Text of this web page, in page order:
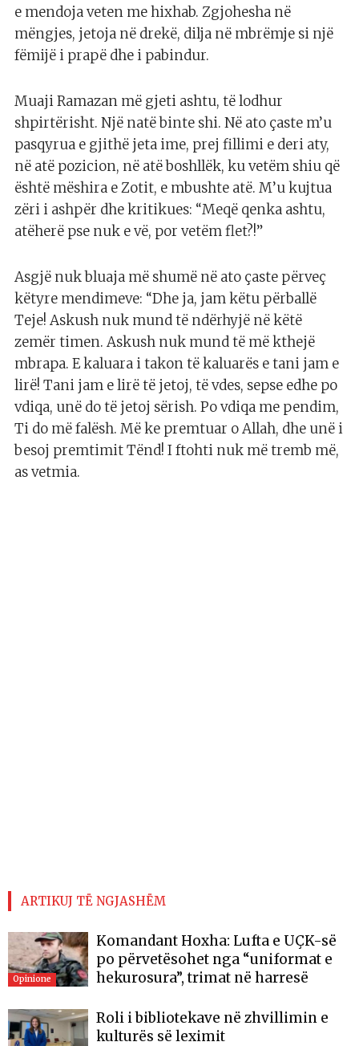
e mendoja veten me hixhab. Zgjohesha në
mëngjes, jetoja në drekë, dilja në mbrëmje si një
fëmijë i prapë dhe i pabindur.
Muaji Ramazan më gjeti ashtu, të lodhur
shpirtërisht. Një natë binte shi. Në ato çaste m’u
pasqyrua e gjithë jeta ime, prej fillimi e deri aty,
në atë pozicion, në atë boshllëk, ku vetëm shiu që
është mëshira e Zotit, e mbushte atë. M’u kujtua
zëri i ashpër dhe kritikues: “Meqë qenka ashtu,
atëherë pse nuk e vë, por vetëm flet?!”
Asgjë nuk bluaja më shumë në ato çaste përveç
këtyre mendimeve: “Dhe ja, jam këtu përballë
Teje! Askush nuk mund të ndërhyjë në këtë
zemër timen. Askush nuk mund të më kthejë
mbrapa. E kaluara i takon të kaluarës e tani jam e
lirë! Tani jam e lirë të jetoj, të vdes, sepse edhe po
vdiqa, unë do të jetoj sërish. Po vdiqa me pendim,
Ti do më falësh. Më ke premtuar o Allah, dhe unë i
besoj premtimit Tënd! I ftohti nuk më tremb më,
as vetmia.
ARTIKUJ TË NGJASHËM
Opinione
Komandant Hoxha: Lufta e UÇK-së
po përvetësohet nga “uniformat e
hekurosura”, trimat në harresë
Roli i bibliotekave në zhvillimin e
kulturës së leximit